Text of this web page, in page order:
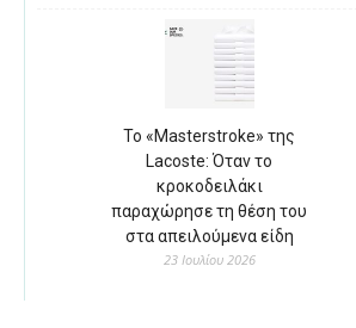
Το «Masterstroke» της
Lacoste: Όταν το
κροκοδειλάκι
παραχώρησε τη θέση του
στα απειλούμενα είδη
23 Ιουλίου 2026